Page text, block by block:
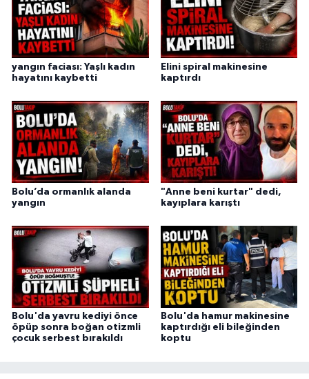
yangın faciası: Yaşlı kadın
hayatını kaybetti
Elini spiral makinesine
kaptırdı
Bolu’da ormanlık alanda
yangın
"Anne beni kurtar" dedi,
kayıplara karıştı
Bolu'da yavru kediyi önce
öpüp sonra boğan otizmli
çocuk serbest bırakıldı
Bolu'da hamur makinesine
kaptırdığı eli bileğinden
koptu